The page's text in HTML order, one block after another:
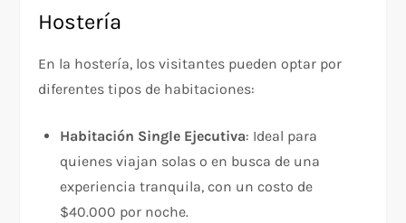
Hostería
En la hostería, los visitantes pueden optar por
diferentes tipos de habitaciones:
Habitación Single Ejecutiva: Ideal para
quienes viajan solas o en busca de una
experiencia tranquila, con un costo de
$40.000 por noche.